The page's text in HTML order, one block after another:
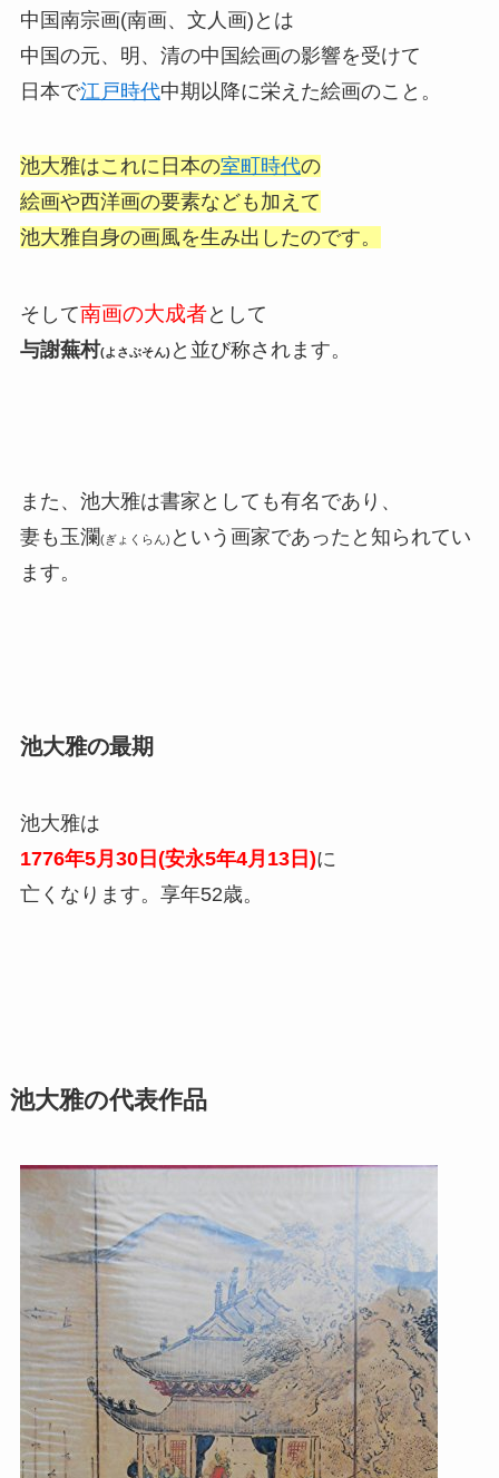
中国南宗画(南画、文人画)とは
中国の元、明、清の中国絵画の影響を受けて
日本で江戸時代中期以降に栄えた絵画のこと。
池大雅はこれに日本の室町時代の
絵画や西洋画の要素なども加えて
池大雅自身の画風を生み出したのです。
そして南画の大成者として
与謝蕪村(よさぶそん) と並び称されます。
また、池大雅は書家としても有名であり、
妻も玉瀾(ぎょくらん) という画家であったと知られてい
ます。
池大雅の最期
池大雅は
1776年5月30日(安永5年4月13日)に
亡くなります。享年52歳。
池大雅の代表作品